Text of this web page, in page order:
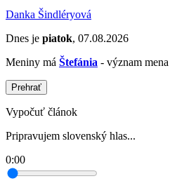
Danka Šindléryová
Dnes je piatok, 07.08.2026
Meniny má Štefánia - význam mena
Prehrať
Vypočuť článok
Pripravujem slovenský hlas...
0:00